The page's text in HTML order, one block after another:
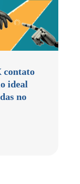
contato
ideal
no